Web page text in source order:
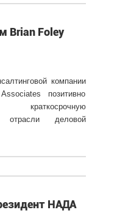
Brian Foley
компании
позитивно
краткосрочную
отрасли деловой
НАДА